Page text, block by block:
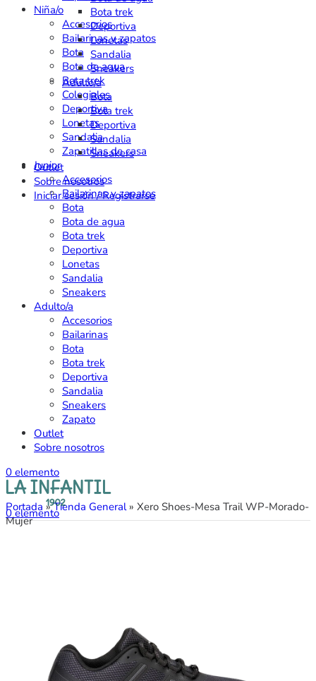
Niña/o
Accesorios
Bailarinas y zapatos
Bota
Bota de agua
Bota trek
Colegiales
Deportiva
Lonetas
Sandalia
Zapatillas de casa
Junior
Accesorios
Bailarinas y zapatos
Bota
Bota de agua
Bota trek
Deportiva
Lonetas
Sandalia
Sneakers
Adulto/a
Accesorios
Bailarinas
Bota
Bota trek
Deportiva
Sandalia
Sneakers
Zapato
Outlet
Sobre nosotros
0 elemento
0elemento
Portada »Tienda General» Xero Shoes-Mesa Trail WP-Morado-
Mujer
Bota trek
Deportiva
Lonetas
Sandalia
Sneakers
Adulto/a
Bota
Bota trek
Deportiva
Sandalia
Sneakers
Outlet
Sobre nosotros
Iniciar sesión / Registrarse